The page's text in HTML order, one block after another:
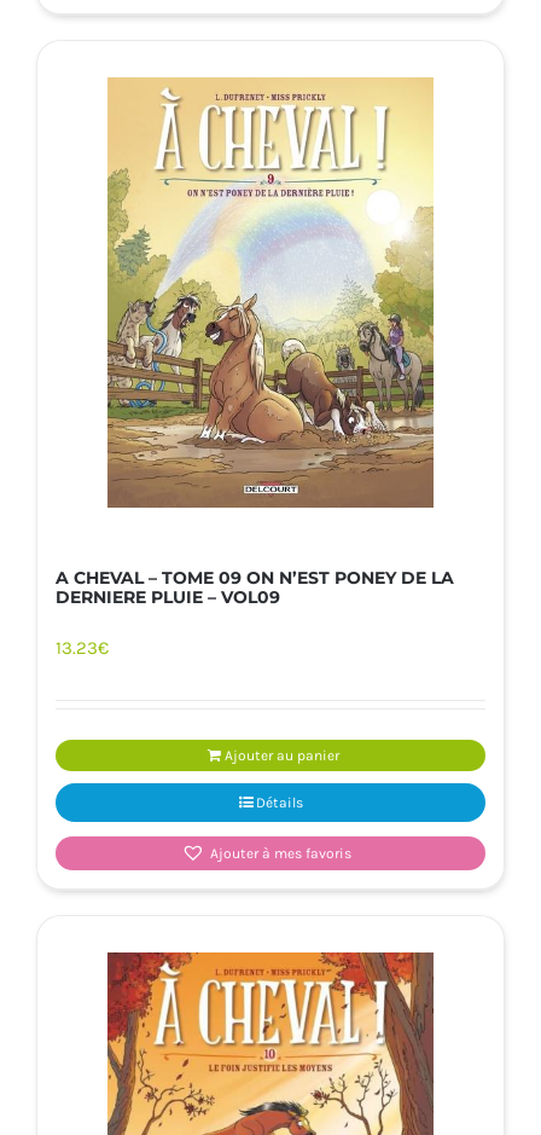
A CHEVAL – TOME 09 ON N’EST PONEY DE LA
DERNIERE PLUIE – VOL09
13.23€
Ajouter au panier
Détails
Ajouter à mes favoris